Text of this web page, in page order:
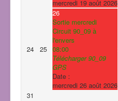
mercredi 19 août 2026
24 25
26
Sortie mercredi
Circuit 90_09 à
l'envers
08:00
Télécharger 90_09
GPS
Date :
mercredi 26 août 2026
31